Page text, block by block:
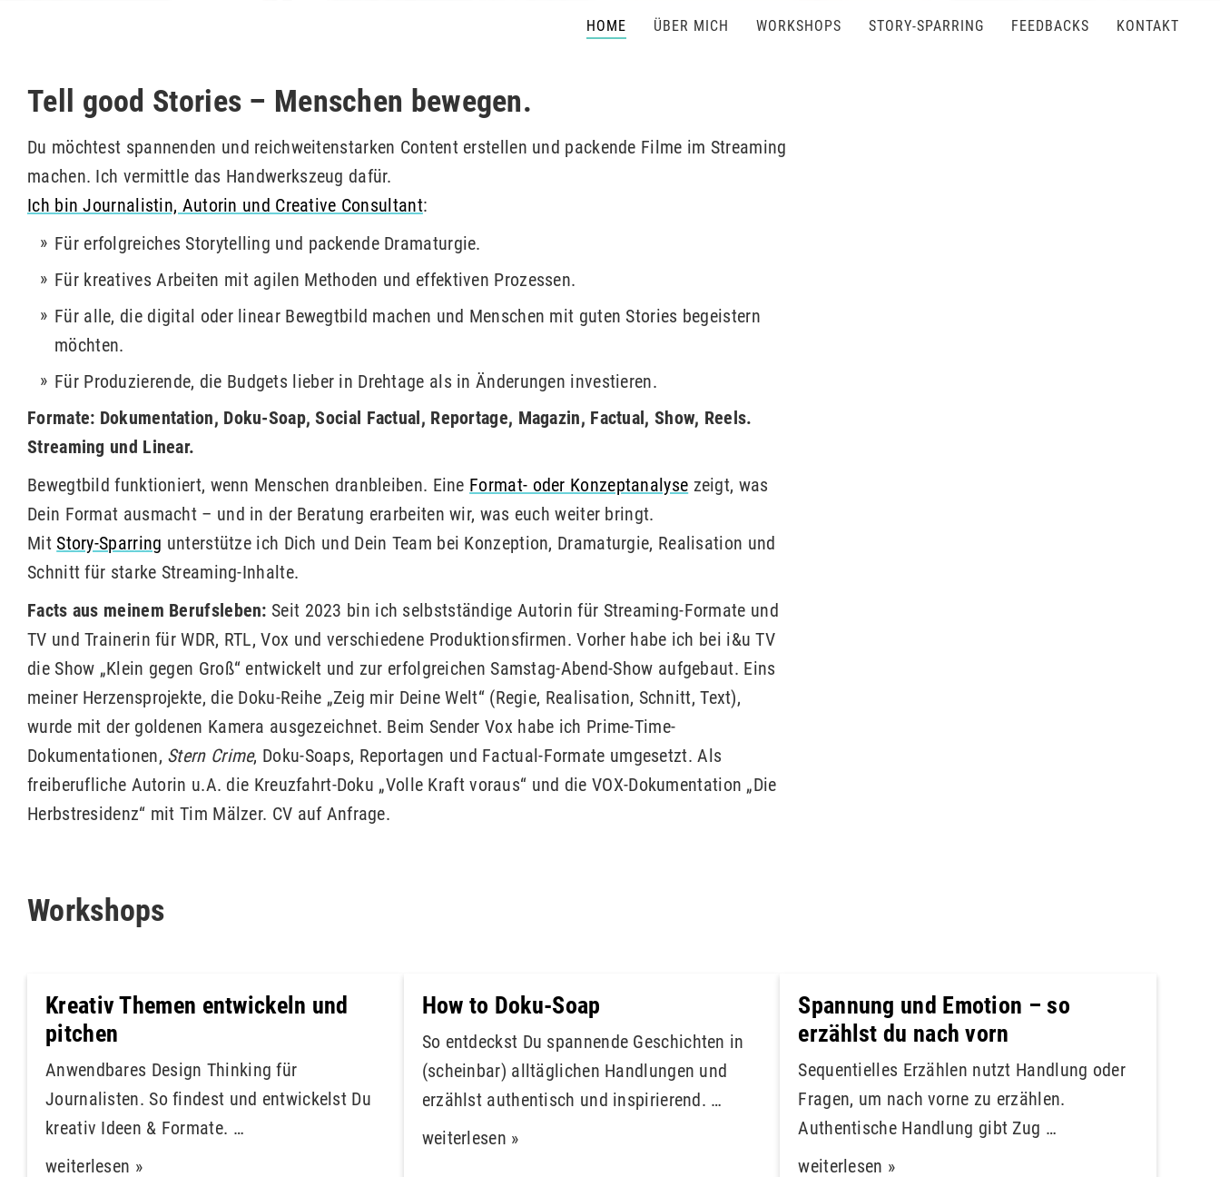
HOME ÜBER MICH WORKSHOPS STORY-SPARRING FEEDBACKS KONTAKT
Tell good Stories – Menschen bewegen.
Du möchtest spannenden und reichweitenstarken Content erstellen und packende Filme im Streaming
machen. Ich vermittle das Handwerkszeug dafür.
Ich bin Journalistin, Autorin und Creative Consultant:
Für erfolgreiches Storytelling und packende Dramaturgie.
Für kreatives Arbeiten mit agilen Methoden und effektiven Prozessen.
Für alle, die digital oder linear Bewegtbild machen und Menschen mit guten Stories begeistern
möchten.
Für Produzierende, die Budgets lieber in Drehtage als in Änderungen investieren.
Formate: Dokumentation, Doku-Soap, Social Factual, Reportage, Magazin, Factual, Show, Reels.
Streaming und Linear.
Bewegtbild funktioniert, wenn Menschen dranbleiben. Eine Format- oder Konzeptanalyse zeigt, was
Dein Format ausmacht – und in der Beratung erarbeiten wir, was euch weiter bringt.
Mit Story-Sparring unterstütze ich Dich und Dein Team bei Konzeption, Dramaturgie, Realisation und
Schnitt für starke Streaming-Inhalte.
Facts aus meinem Berufsleben: Seit 2023 bin ich selbstständige Autorin für Streaming-Formate und
TV und Trainerin für WDR, RTL, Vox und verschiedene Produktionsfirmen. Vorher habe ich bei i&u TV
die Show „Klein gegen Groß“ entwickelt und zur erfolgreichen Samstag-Abend-Show aufgebaut. Eins
meiner Herzensprojekte, die Doku-Reihe „Zeig mir Deine Welt“ (Regie, Realisation, Schnitt, Text),
wurde mit der goldenen Kamera ausgezeichnet. Beim Sender Vox habe ich Prime-Time-
Dokumentationen, Stern Crime, Doku-Soaps, Reportagen und Factual-Formate umgesetzt. Als
freiberufliche Autorin u.A. die Kreuzfahrt-Doku „Volle Kraft voraus“ und die VOX-Dokumentation „Die
Herbstresidenz“ mit Tim Mälzer. CV auf Anfrage.
Workshops
Kreativ Themen entwickeln und
pitchen
Anwendbares Design Thinking für
Journalisten. So findest und entwickelst Du
kreativ Ideen & Formate. …
weiterlesen »
How to Doku-Soap
So entdeckst Du spannende Geschichten in
(scheinbar) alltäglichen Handlungen und
erzählst authentisch und inspirierend. …
weiterlesen »
Spannung und Emotion – so
erzählst du nach vorn
Sequentielles Erzählen nutzt Handlung oder
Fragen, um nach vorne zu erzählen.
Authentische Handlung gibt Zug …
weiterlesen »